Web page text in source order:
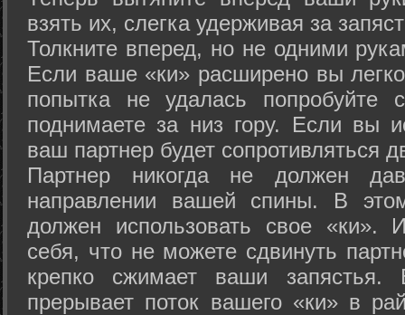
взять их, слегка удерживая за
Толкните вперед, но не одними
Если ваше «ки» расширено вы
попытка не удалась попробуйте
поднимаете за низ гору. Если вы
ваш партнер будет сопротивляться
Партнер никогда не должен
направлении вашей спины. В
должен использовать свое «ки».
себя, что не можете сдвинуть
крепко сжимает ваши запястья.
прерывает поток вашего «ки» в